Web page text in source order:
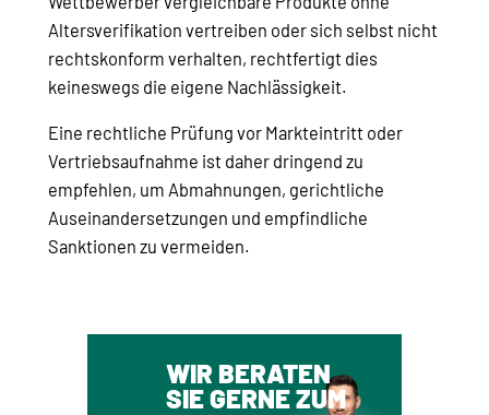
Altersverifikation vertreiben oder sich selbst nicht
rechtskonform verhalten, rechtfertigt dies
keineswegs die eigene Nachlässigkeit.
Eine rechtliche Prüfung vor Markteintritt oder
Vertriebsaufnahme ist daher dringend zu
empfehlen, um Abmahnungen, gerichtliche
Auseinandersetzungen und empfindliche
Sanktionen zu vermeiden.
WIR BERATEN
SIE GERNE ZUM